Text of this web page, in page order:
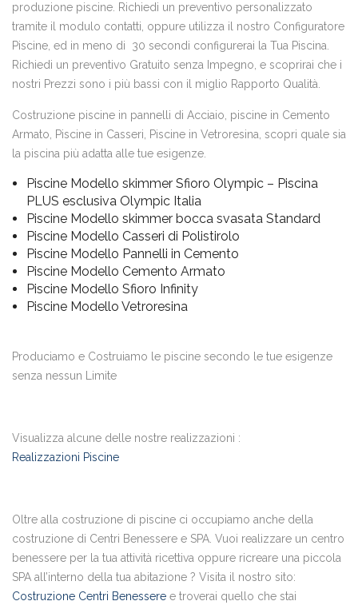
produzione piscine. Richiedi un preventivo personalizzato
tramite il modulo contatti, oppure utilizza il nostro Configuratore
Piscine, ed in meno di 30 secondi configurerai la Tua Piscina.
Richiedi un preventivo Gratuito senza Impegno, e scoprirai che i
nostri Prezzi sono i più bassi con il miglio Rapporto Qualità.
Costruzione piscine in pannelli di Acciaio, piscine in Cemento
Armato, Piscine in Casseri, Piscine in Vetroresina, scopri quale sia
la piscina più adatta alle tue esigenze.
Piscine Modello skimmer Sfioro Olympic – Piscina
PLUS esclusiva Olympic Italia
Piscine Modello skimmer bocca svasata Standard
Piscine Modello Casseri di Polistirolo
Piscine Modello Pannelli in Cemento
Piscine Modello Cemento Armato
Piscine Modello Sfioro Infinity
Piscine Modello Vetroresina
Produciamo e Costruiamo le piscine secondo le tue esigenze
senza nessun Limite
Visualizza alcune delle nostre realizzazioni :
Realizzazioni Piscine
Oltre alla costruzione di piscine ci occupiamo anche della
costruzione di Centri Benessere e SPA. Vuoi realizzare un centro
benessere per la tua attività ricettiva oppure ricreare una piccola
SPA all’interno della tua abitazione ? Visita il nostro sito:
Costruzione Centri Benessere e troverai quello che stai